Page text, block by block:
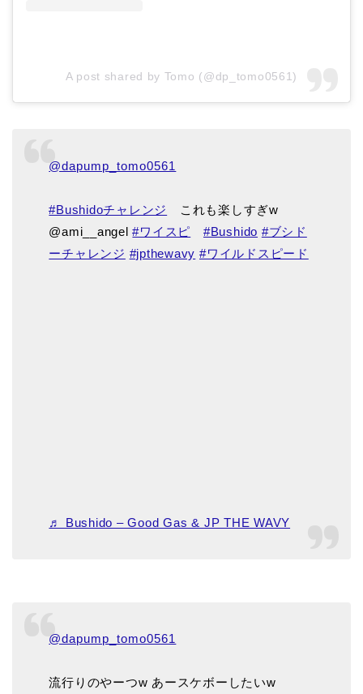
A post shared by Tomo (@dp_tomo0561)
@dapump_tomo0561
#Bushidoチャレンジ
これも楽しすぎw
@ami__angel#ワイスピ #Bushido #ブシド
ーチャレンジ #jpthewavy #ワイルドスピード
♬ Bushido – Good Gas & JP THE WAVY
@dapump_tomo0561
流行りのやーつw あースケボーしたいw